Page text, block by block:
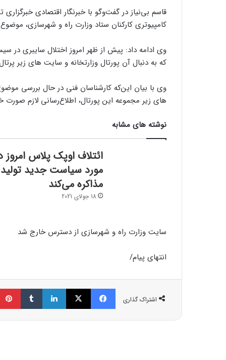
قاسم بی‌نیاز در گفت‌وگو با خبرنگار اقتصادی
کامپیوتری کارکنان ستاد وزارت راه و شهرسازی،
وی ادامه داد: پیش از ظهر امروز اختلال سایبری در
که ‌به دنبال آن پورتال وزارتخانه و سایت های زیر
وی با بیان این‌که کارشناسان فنی در حال بررسی
های زیر مجموعه این پورتال، اطلاع‌رسانی لازم
نوشته های مشابه
ائتلاف اوپک پلاس امروز
مورد سیاست جدید تولید
مذاکره می‌کند
18 جولای 2021
سایت وزارت راه و شهرسازی از دسترس خارج شد
انتهای پیام/
اشتراک گذاری
فیسبوک ایکس لینکداین تامبلر